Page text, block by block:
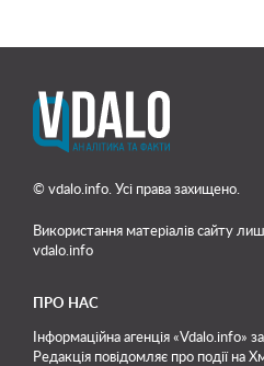
© vdalo.info. Усі права захищено.
Використання матеріалів сайту
vdalo.info
ПРО НАС
Інформаційна агенція «Vdalo.info»
Редакція повідомляє про події на